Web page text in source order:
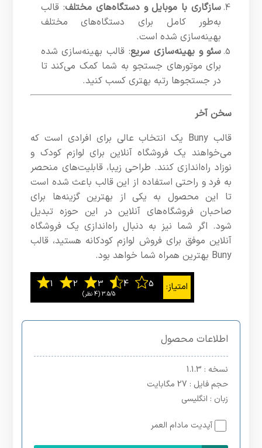
سازگاری با موبایل و دستگاه‌های مختلف: قالب
به‌طور کامل برای دستگاه‌های مختلف
بهینه‌سازی شده است.
سئو و بهینه‌سازی سریع: قالب بهینه‌سازی شده
برای موتورهای جستجو به شما کمک می‌کند تا
در جستجوها رتبه بهتری کسب کنید.
سخن آخر
قالب Buny یک انتخاب عالی برای افرادی است که
می‌خواهند یک فروشگاه آنلاین برای لوازم کودک و
نوزاد راه‌اندازی کنند. طراحی زیبا، قابلیت‌های منحصر
به فرد و راحتی استفاده از این قالب باعث شده است
تا این محصول به یکی از بهترین گزینه‌ها برای
صاحبان فروشگاه‌های آنلاین در این حوزه تبدیل
شود. اگر شما نیز به دنبال راه‌اندازی یک فروشگاه
آنلاین موفق برای فروش لوازم کودکانه هستید، قالب
Buny بهترین همراه شما خواهد بود.
3.5/5 ‏‫(4 نظر)‬
اطلاعات محصول
نسخه : 1.1.3
حجم فایل : 27 مگابایت
زبان : انگلیسی
آپدیت مادام العمر